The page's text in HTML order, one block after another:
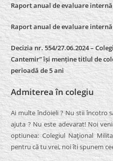
Raport anual de evaluare internă
Raport anual de evaluare
Decizia nr. 554/27.06.2024 –
Cantemir” își menține titlul de
perioadă de 5 ani
Admiterea în colegiu
Ai multe îndoieli ? Nu stii încotro
ajuta ? Nu este adevarat! Noi
optiunea: Colegiul Naţional
pentru că tu vrei, noi îti spunem